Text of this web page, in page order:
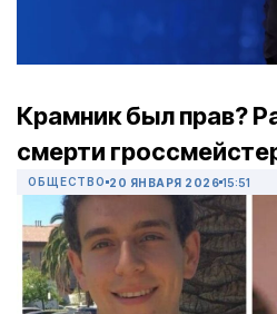
Крамник был прав?
смерти
ОБЩЕСТВО 20 ЯНВАРЯ 2026 15:51